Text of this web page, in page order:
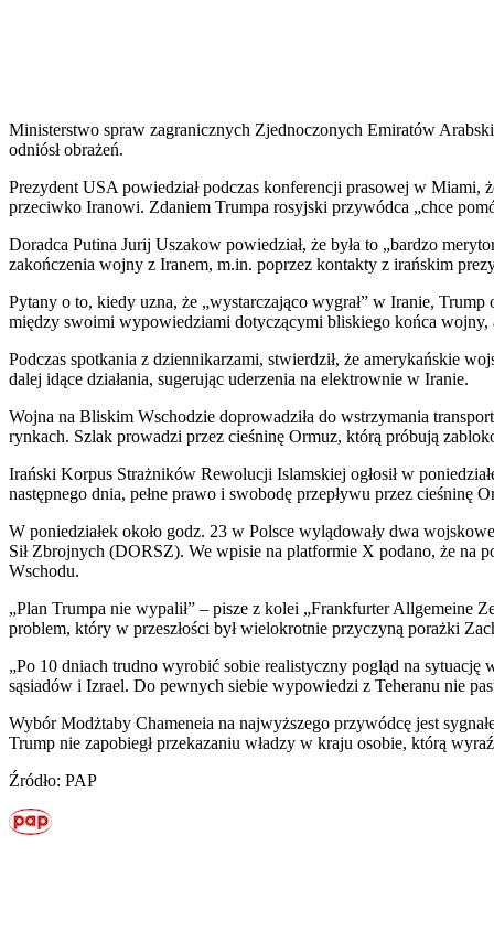
Ministerstwo spraw zagranicznych Zjednoczonych Emiratów
odniósł obrażeń.
Prezydent USA powiedział podczas konferencji prasowej w Miami,
przeciwko Iranowi. Zdaniem Trumpa rosyjski przywódca „chce
Doradca Putina Jurij Uszakow powiedział, że była to „bardzo
zakończenia wojny z Iranem, m.in. poprzez kontakty z irańskim
Pytany o to, kiedy uzna, że „wystarczająco wygrał” w Iranie,
między swoimi wypowiedziami dotyczącymi bliskiego końca wojny,
Podczas spotkania z dziennikarzami, stwierdził, że amerykańskie
dalej idące działania, sugerując uderzenia na elektrownie w Iranie.
Wojna na Bliskim Wschodzie doprowadziła do wstrzymania
rynkach. Szlak prowadzi przez cieśninę Ormuz, którą próbują
Irański Korpus Strażników Rewolucji Islamskiej ogłosił w
następnego dnia, pełne prawo i swobodę przepływu przez cieśninę
W poniedziałek około godz. 23 w Polsce wylądowały dwa
Sił Zbrojnych (DORSZ). We wpisie na platformie X podano, że na
Wschodu.
„Plan Trumpa nie wypalił” – pisze z kolei „Frankfurter Allgemeine
problem, który w przeszłości był wielokrotnie przyczyną porażki
„Po 10 dniach trudno wyrobić sobie realistyczny pogląd na
sąsiadów i Izrael. Do pewnych siebie wypowiedzi z Teheranu nie
Wybór Modżtaby Chameneia na najwyższego przywódcę jest
Trump nie zapobiegł przekazaniu władzy w kraju osobie, którą
Źródło: PAP